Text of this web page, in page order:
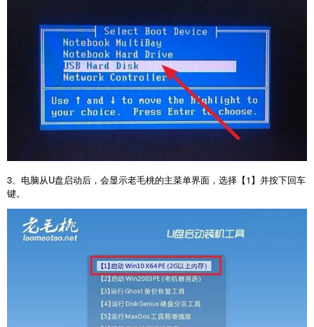
3、电脑从U盘启动后，会显示老毛桃的主菜单界面，选择【1】并按下回车
键。